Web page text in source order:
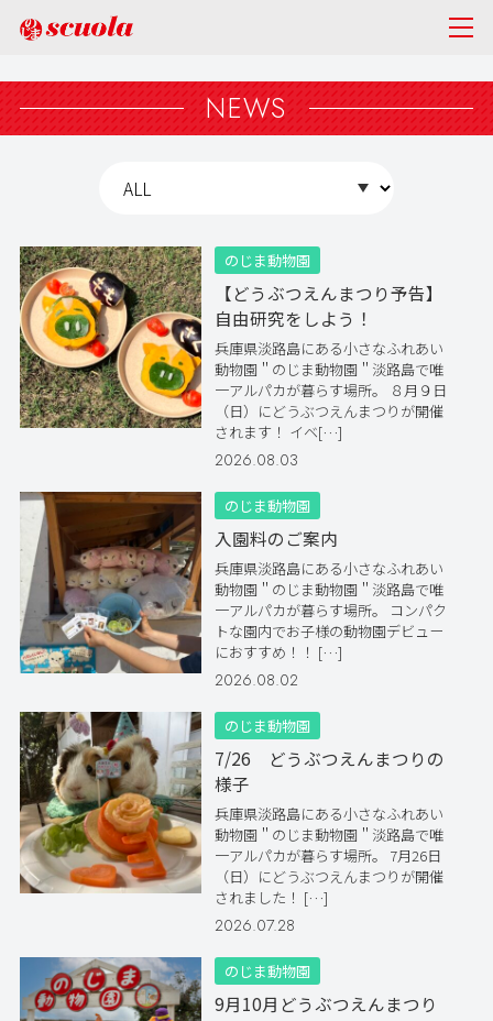
NEWS
のじま動物園
【どうぶつえんまつり予告】
自由研究をしよう！
兵庫県淡路島にある小さなふれあい
動物園＂のじま動物園＂淡路島で唯
一アルパカが暮らす場所。 ８月９日
（日）にどうぶつえんまつりが開催
されます！ イベ[…]
2026.08.03
のじま動物園
入園料のご案内
兵庫県淡路島にある小さなふれあい
動物園＂のじま動物園＂淡路島で唯
一アルパカが暮らす場所。 コンパク
トな園内でお子様の動物園デビュー
におすすめ！！ […]
2026.08.02
のじま動物園
7/26 どうぶつえんまつりの
様子
兵庫県淡路島にある小さなふれあい
動物園＂のじま動物園＂淡路島で唯
一アルパカが暮らす場所。 7月26日
（日）にどうぶつえんまつりが開催
されました！ […]
2026.07.28
のじま動物園
9月10月どうぶつえんまつり